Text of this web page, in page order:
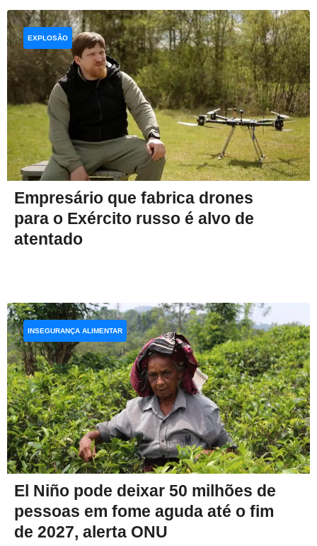
Empresário que fabrica drones
para o Exército russo é alvo de
atentado
EXPLOSÃO
El Niño pode deixar 50 milhões de
pessoas em fome aguda até o fim
de 2027, alerta ONU
INSEGURANÇA ALIMENTAR